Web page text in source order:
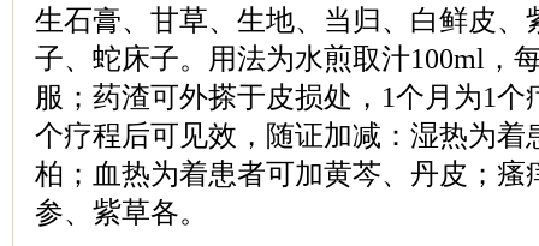
生石膏、甘草、生地、当归、白鲜皮、
子、蛇床子。用法为水煎取汁100ml，
服；药渣可外搽于皮损处，1个月为1个
个疗程后可见效，随证加减：湿热为着
柏；血热为着患者可加黄芩、丹皮；瘙
参、紫草各。